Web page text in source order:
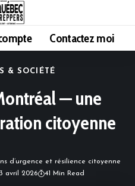
Contactez moi
& SOCIÉTÉ
— une
citoyenne
d’urgence et résilience citoyenne
avril 2026
41 Min Read